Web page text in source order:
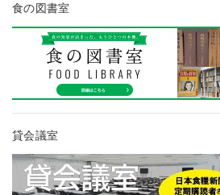
食の図書室
貸会議室